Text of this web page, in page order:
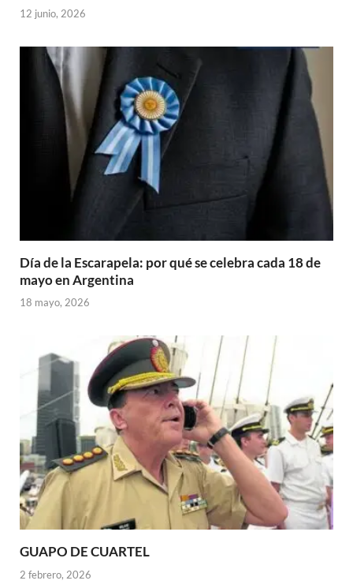
12 junio, 2026
Día de la Escarapela: por qué se celebra cada 18 de
mayo en Argentina
18 mayo, 2026
GUAPO DE CUARTEL
2 febrero, 2026